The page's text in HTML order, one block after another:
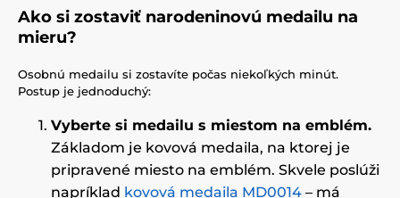
Ako si zostaviť narodeninovú medailu na
mieru?
Osobnú medailu si zostavíte počas niekoľkých minút.
Postup je jednoduchý:
Vyberte si medailu s miestom na emblém.
Základom je kovová medaila, na ktorej je
pripravené miesto na emblém. Skvele poslúži
napríklad kovová medaila MD0014 – má